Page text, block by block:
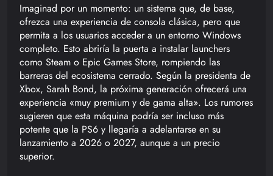
Imaginad por un momento: un sistema que, de base,
ofrezca una experiencia de consola clásica, pero que
permita a los usuarios acceder a un entorno Windows
completo. Esto abriría la puerta a instalar launchers
como Steam o Epic Games Store, rompiendo las
barreras del ecosistema cerrado. Según la presidenta de
Xbox, Sarah Bond, la próxima generación ofrecerá una
experiencia «muy premium y de gama alta». Los rumores
sugieren que esta máquina podría ser incluso más
potente que la PS6 y llegaría a adelantarse en su
lanzamiento a 2026 o 2027, aunque a un precio
superior.